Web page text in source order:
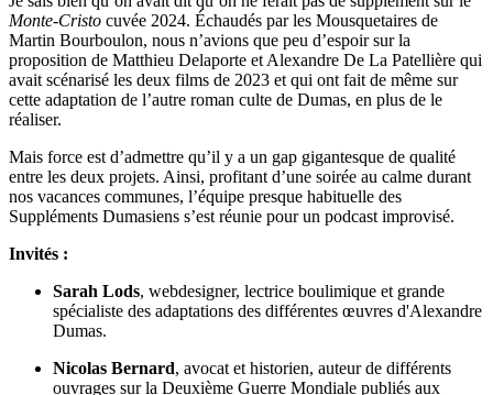
Monte-Cristo cuvée 2024. Échaudés par les Mousquetaires de
Martin Bourboulon, nous n’avions que peu d’espoir sur la
proposition de Matthieu Delaporte et Alexandre De La Patellière qui
avait scénarisé les deux films de 2023 et qui ont fait de même sur
cette adaptation de l’autre roman culte de Dumas, en plus de le
réaliser.
Mais force est d’admettre qu’il y a un gap gigantesque de qualité
entre les deux projets. Ainsi, profitant d’une soirée au calme durant
nos vacances communes, l’équipe presque habituelle des
Suppléments Dumasiens s’est réunie pour un podcast improvisé.
Invités :
Sarah Lods, webdesigner, lectrice boulimique et grande
spécialiste des adaptations des différentes œuvres d'Alexandre
Dumas.
Nicolas Bernard, avocat et historien, auteur de différents
ouvrages sur la Deuxième Guerre Mondiale publiés aux